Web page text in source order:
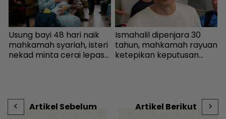
Usung bayi 48 hari naik
mahkamah syariah, isteri
nekad minta cerai lepas
Ismahalil dipenjara 30
tahun, mahkamah rayuan
ketepikan keputusan
Artikel Sebelum
Artikel Berikut